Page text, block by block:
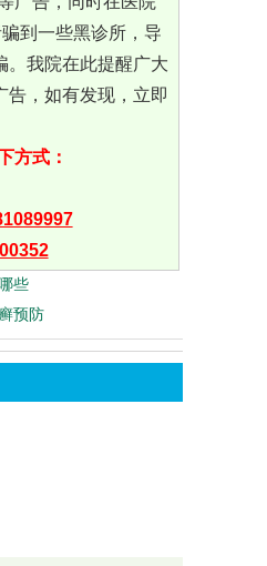
到一些黑诊所，导
。我院在此提醒广大
告，如有发现，立即
方式：
些
预防